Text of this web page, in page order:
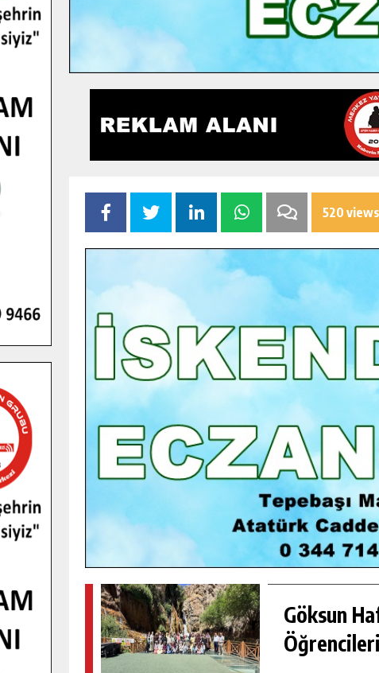
520 views
Göksun
GÜNLÜK HABER AKIŞI
GENÇLER PUSULA MARAŞ KAMPINDA
YENI MEDYA VE FOTOĞRAFÇILIĞI